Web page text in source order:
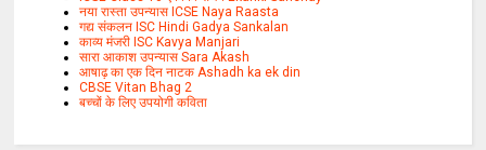
नया रास्ता उपन्यास ICSE Naya Raasta
गद्य संकलन ISC Hindi Gadya Sankalan
काव्य मंजरी ISC Kavya Manjari
सारा आकाश उपन्यास Sara Akash
आषाढ़ का एक दिन नाटक Ashadh ka ek din
CBSE Vitan Bhag 2
बच्चों के लिए उपयोगी कविता